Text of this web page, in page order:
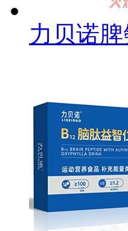
力贝诺